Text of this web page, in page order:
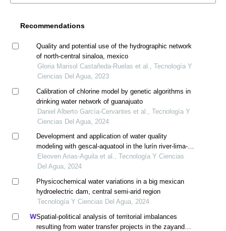
Recommendations
Quality and potential use of the hydrographic network
of north-central sinaloa, mexico
Gloria Marisol Castañeda-Ruelas et al., Tecnología Y
Ciencias Del Agua, 2023
Calibration of chlorine model by genetic algorithms in
drinking water network of guanajuato
Daniel Alberto García-Cervantes et al., Tecnología Y
Ciencias Del Agua, 2024
Development and application of water quality
modeling with gescal-aquatool in the lurín river-lima-
peru
Eleoven Arias-Aguila et al., Tecnología Y Ciencias
Del Agua, 2024
Physicochemical water variations in a big mexican
hydroelectric dam, central semi-arid region
Tecnología Y Ciencias Del Agua, 2024
Spatial-political analysis of territorial imbalances
resulting from water transfer projects in the zayandeh